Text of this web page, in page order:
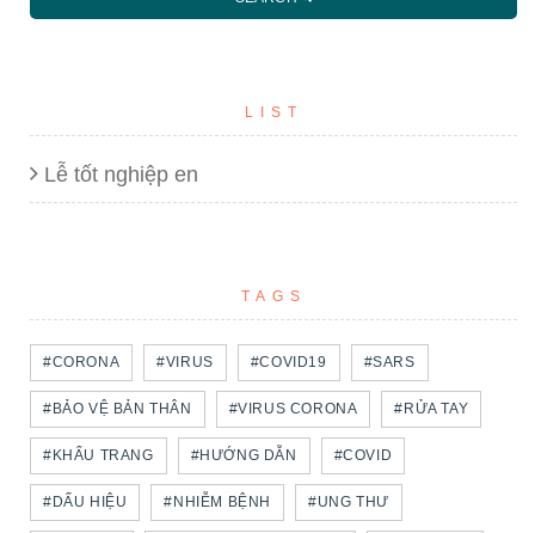
LIST
Lễ tốt nghiệp en
TAGS
#CORONA #VIRUS #COVID19 #SARS
#BẢO VỆ BẢN THÂN #VIRUS CORONA #RỬA TAY
#KHẨU TRANG #HƯỚNG DẪN #COVID
#DẤU HIỆU #NHIỄM BỆNH #UNG THƯ